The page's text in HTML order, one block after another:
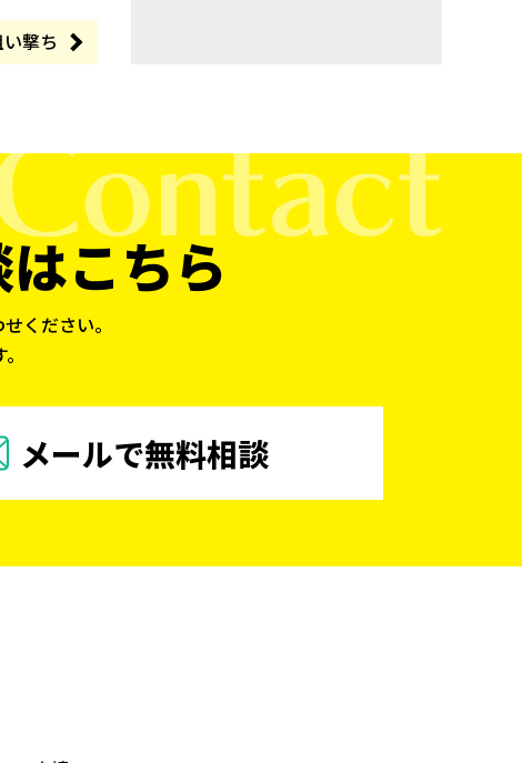
撃ち
こちら
ください。
メールで無料相談